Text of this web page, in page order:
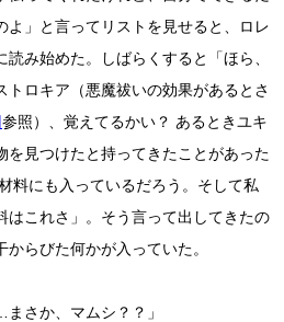
よ」と言ってリストを見せると、ロレ
読み始めた。しばらくすると「ほら、
トロキア（悪魔祓いの効果があるとさ
参照）、覚えてるかい？ あるときユキ
を見つけたと持ってきたことがあった
料にも入っているだろう。そして私
はこれさ」。そう言って出してきたの
からびた何かが入っていた。
さか、マムシ？？」